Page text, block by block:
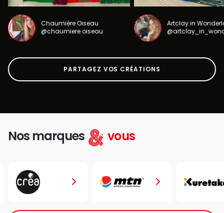
Chaumière Oiseau
@chaumiere.oiseau
Artclay in
PARTAGEZ VOS CRÉATIONS
Nos marques vous